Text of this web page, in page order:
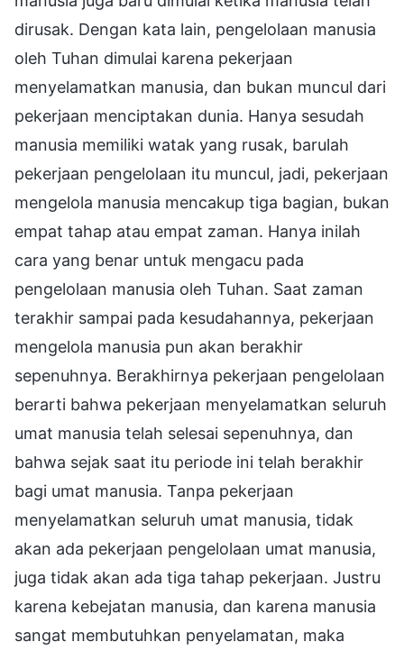
dirusak. Dengan kata lain, pengelolaan manusia
oleh Tuhan dimulai karena pekerjaan
menyelamatkan manusia, dan bukan muncul dari
pekerjaan menciptakan dunia. Hanya sesudah
manusia memiliki watak yang rusak, barulah
pekerjaan pengelolaan itu muncul, jadi, pekerjaan
mengelola manusia mencakup tiga bagian, bukan
empat tahap atau empat zaman. Hanya inilah
cara yang benar untuk mengacu pada
pengelolaan manusia oleh Tuhan. Saat zaman
terakhir sampai pada kesudahannya, pekerjaan
mengelola manusia pun akan berakhir
sepenuhnya. Berakhirnya pekerjaan pengelolaan
berarti bahwa pekerjaan menyelamatkan seluruh
umat manusia telah selesai sepenuhnya, dan
bahwa sejak saat itu periode ini telah berakhir
bagi umat manusia. Tanpa pekerjaan
menyelamatkan seluruh umat manusia, tidak
akan ada pekerjaan pengelolaan umat manusia,
juga tidak akan ada tiga tahap pekerjaan. Justru
karena kebejatan manusia, dan karena manusia
sangat membutuhkan penyelamatan, maka